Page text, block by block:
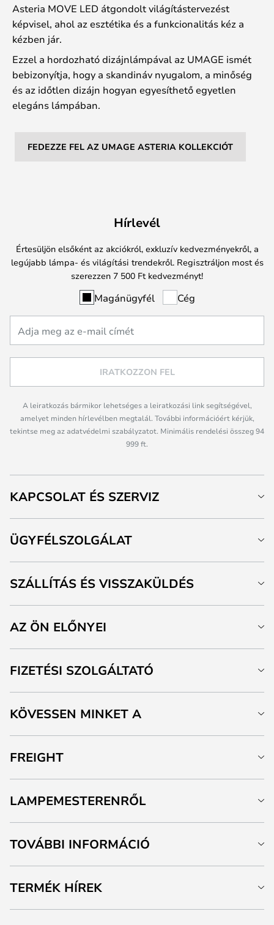
Asteria MOVE LED átgondolt világítástervezést
képvisel, ahol az esztétika és a funkcionalitás kéz a
kézben jár.
Ezzel a hordozható dizájnlámpával az UMAGE ismét
bebizonyítja, hogy a skandináv nyugalom, a minőség
és az időtlen dizájn hogyan egyesíthető egyetlen
elegáns lámpában.
FEDEZZE FEL AZ UMAGE ASTERIA KOLLEKCIÓT
Hírlevél
Értesüljön elsőként az akciókról, exkluzív kedvezményekről, a
legújabb lámpa- és világítási trendekről. Regisztráljon most és
szerezzen 7 500 Ft kedvezményt!
Magánügyfél Cég
IRATKOZZON FEL
A leiratkozás bármikor lehetséges a leiratkozási link segítségével,
amelyet minden hírlevélben megtalál. További információért kérjük,
tekintse meg az adatvédelmi szabályzatot. Minimális rendelési összeg 94
999 ft.
KAPCSOLAT ÉS SZERVIZ
ÜGYFÉLSZOLGÁLAT
SZÁLLÍTÁS ÉS VISSZAKÜLDÉS
AZ ÖN ELŐNYEI
FIZETÉSI SZOLGÁLTATÓ
KÖVESSEN MINKET A
FREIGHT
LAMPEMESTERENRŐL
TOVÁBBI INFORMÁCIÓ
TERMÉK HÍREK